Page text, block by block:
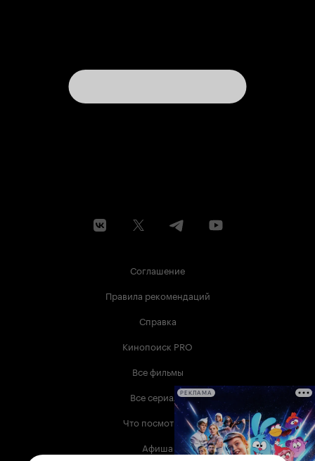
Соглашение
Правила рекомендаций
Справка
Кинопоиск PRO
Все фильмы
Все сериалы
Что посмотреть
Афиша
РЕКЛАМА